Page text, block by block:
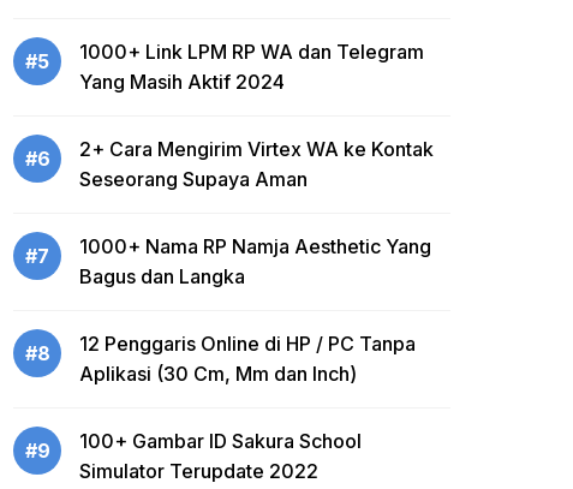
#5
1000+ Link LPM RP WA dan Telegram
Yang Masih Aktif 2024
#6
2+ Cara Mengirim Virtex WA ke Kontak
Seseorang Supaya Aman
#7
1000+ Nama RP Namja Aesthetic Yang
Bagus dan Langka
#8
12 Penggaris Online di HP / PC Tanpa
Aplikasi (30 Cm, Mm dan Inch)
#9
100+ Gambar ID Sakura School
Simulator Terupdate 2022